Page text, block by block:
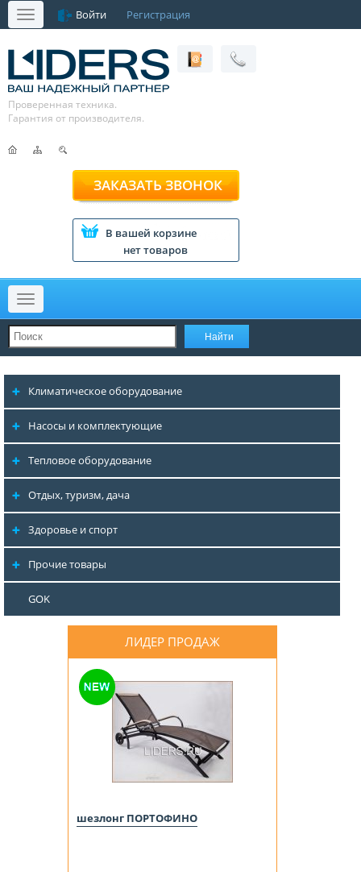
Меню Войти Регистрация
Проверенная техника.
Гарантия от производителя.
ЗАКАЗАТЬ ЗВОНОК
В вашей корзине
нет товаров
Меню
Климатическое оборудование
Насосы и комплектующие
Тепловое оборудование
Отдых, туризм, дача
Здоровье и спорт
Прочие товары
GOK
ЛИДЕР ПРОДАЖ
шезлонг ПОРТОФИНО